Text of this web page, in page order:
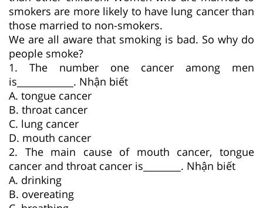
smokers are more likely to have lung cancer than
those married to non-smokers.
We are all aware that smoking is bad. So why do
people smoke?
1. The number one cancer among men
is____________. Nhận biết
A. tongue cancer
B. throat cancer
C. lung cancer
D. mouth cancer
2. The main cause of mouth cancer, tongue
cancer and throat cancer is________. Nhận biết
A. drinking
B. overeating